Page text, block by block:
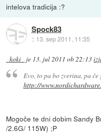
intelova tradicija :?
Spock83
:: 13. sep 2011, 11:35
_koki_ je 13. jul 2011 ob 22:13
Evo, to pa bo zverina, pa
http://
Mogoče te dni dobim Sandy
/2.6G/ 115W) ;P